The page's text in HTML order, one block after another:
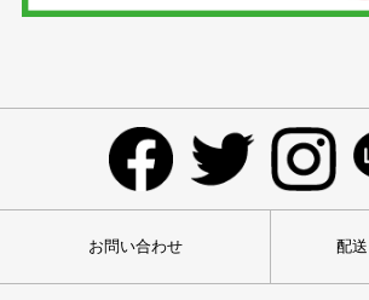
お問い合わせ 配